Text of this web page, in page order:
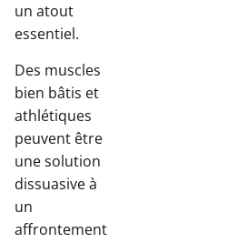
un atout
essentiel.
Des muscles
bien bâtis et
athlétiques
peuvent être
une solution
dissuasive à
un
affrontement